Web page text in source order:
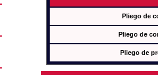
Pliego de
Pliego de
Pliego de